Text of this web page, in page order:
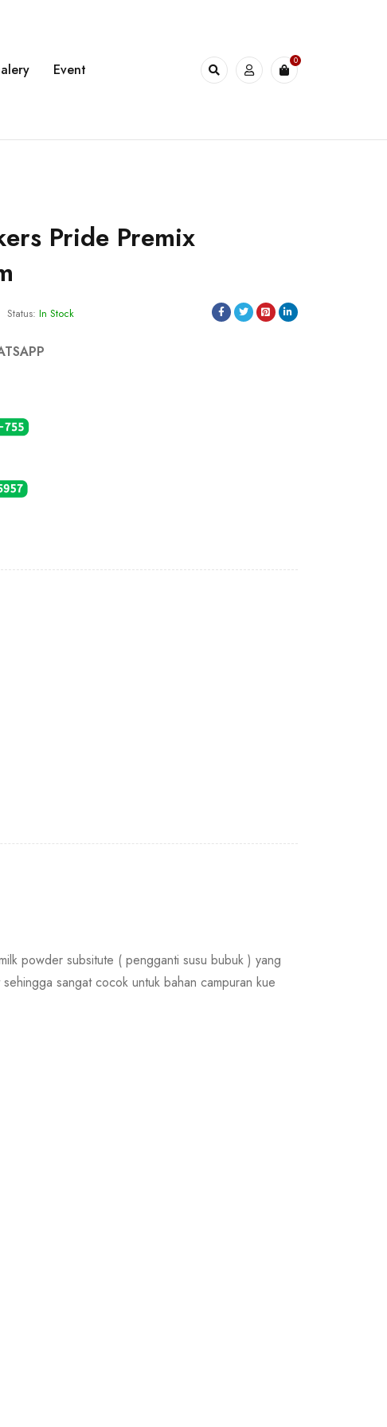
Event
0
Pride Premix
Status: In Stock
powder subsitute ( pengganti susu bubuk ) yang
sangat cocok untuk bahan campuran kue